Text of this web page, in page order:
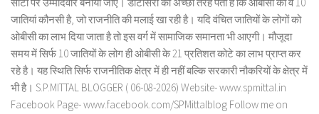
जातियां कौनसी है, जो राजनीति की मलाई खा रही है। यदि वंचित जातियों के लोगों को
ओबीसी का लाभ दिया जाता है तो इस वर्ग में सामाजिक समानता भी आएगी। मौजूदा
समय में सिर्फ 10 जातियों के लोग ही ओबीसी के 21 प्रतिशत कोटे का लाभ प्राप्त कर
रहे है। यह स्थिति सिर्फ राजनीतिक क्षेत्र में ही नहीं बल्कि सरकारी नौकरियों के क्षेत्र में
भी है। S.P.MITTAL BLOGGER ( 06-08-2026) Website- www.spmittal.in
Facebook Page- www.facebook.com/SPMittalblog Follow me on